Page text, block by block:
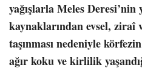
yağışlarla Meles Deresi’nin
kaynaklarından evsel, ziraî
taşınması nedeniyle
ağır koku ve kirlilik